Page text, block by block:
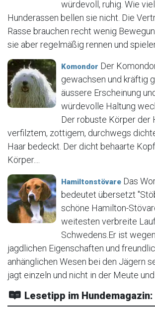
würdevoll, ruhig. Wie
Hunderassen bellen sie nicht. Die
Rasse brauchen recht wenig
sie aber regelmäßig rennen und
Komondor Der
gewachsen und kräftig
äussere Erscheinung
würdevolle Haltung
Der robuste Körper der
verfilztem, zottigem, durchwegs
Haar bedeckt. Der dicht behaarte
Körper....
Hamiltonstövare Das
bedeutet übersetzt
schöne Hamilton-
weitesten verbreite
Schwedens.Er ist
jagdlichen Eigenschaften und
anhänglichen Wesen bei den Jägern
jagt einzeln und nicht in der Meute und
Lesetipp im Hundemagazin: